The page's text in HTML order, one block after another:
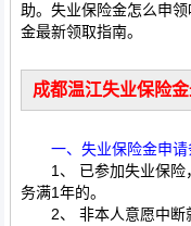
助。失业保险金怎么申
金最新领取指南。
成都温江失业保险
一、失业保险金申请
1、 已参加失业保险
务满1年的。
2、 非本人意愿中断